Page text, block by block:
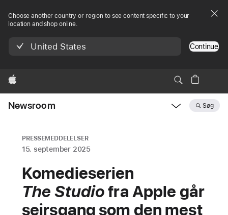
Choose another country or region to see content specific to your
location and shop online.
United States Continue
Apple
Newsroom Søg
PRESSEMEDDELELSER
15. september 2025
Komedieserien
The Studiofra Apple går
sejrsgang som den mest